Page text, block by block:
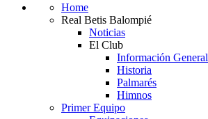
Home
Real Betis Balompié
Noticias
El Club
Información General
Historia
Palmarés
Himnos
Primer Equipo